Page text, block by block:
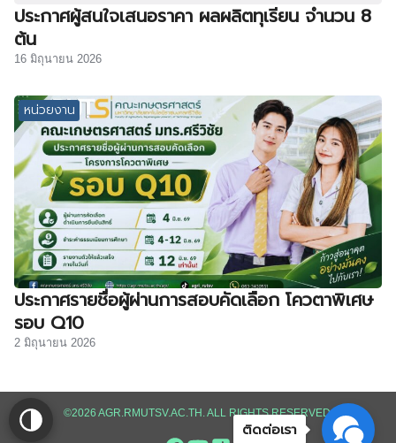
ประกาศผู้สนใจเสนอราคา ผลผลิตทุเรียน จำนวน 8
ต้น
16 มิถุนายน 2026
หน่วยงาน
ประกาศรายชื่อผู้ผ่านการสอบคัดเลือก โควตาพิเศษ
รอบ Q10
2 มิถุนายน 2026
©2026 AGR.RMUTSV.AC.TH. ALL RIGHTS RESERVED.
ติดต่อเรา